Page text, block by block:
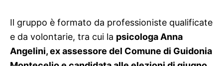
Il gruppo è formato da professioniste qualificate
e da volontarie, tra cui la psicologa Anna
Angelini, ex assessore del Comune di Guidonia